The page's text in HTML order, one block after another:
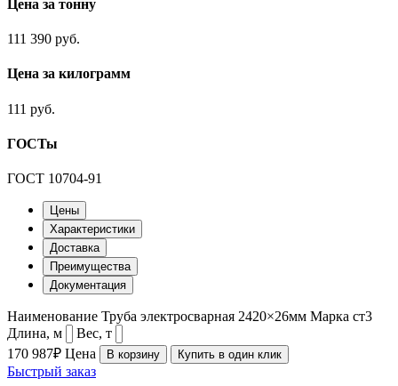
Цена за тонну
111 390 руб.
Цена за килограмм
111 руб.
ГОСТы
ГОСТ 10704-91
Цены
Характеристики
Доставка
Преимущества
Документация
Наименование Труба электросварная 2420×26мм Марка ст3
Длина, м
Вес, т
170 987₽ Цена В корзину Купить в один клик
Быстрый заказ